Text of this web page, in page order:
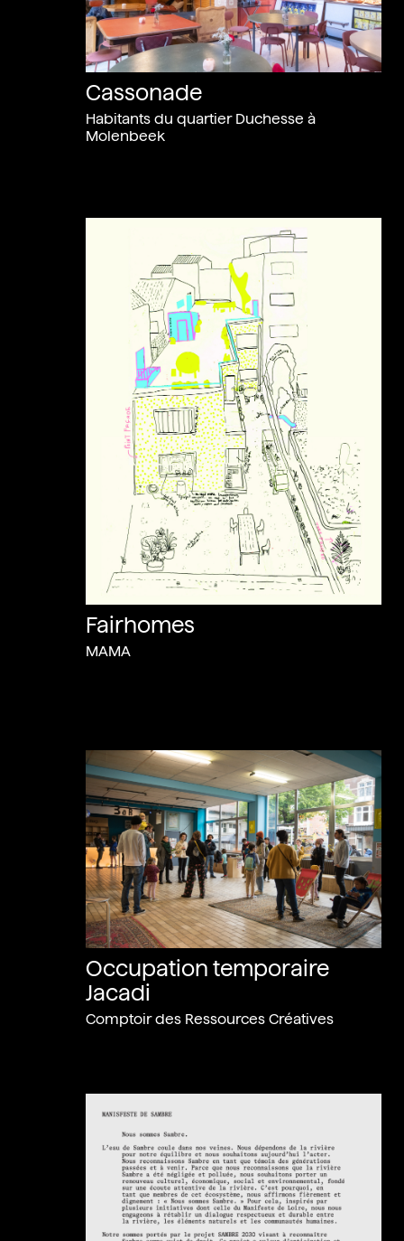
Cassonade
Habitants du quartier Duchesse à
Molenbeek
Fairhomes
MAMA
Occupation temporaire
Jacadi
Comptoir des Ressources Créatives